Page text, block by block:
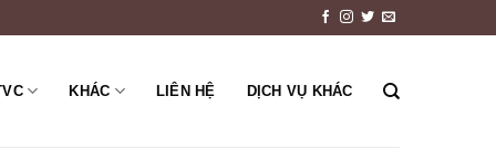
KHÁC LIÊN HỆ DỊCH VỤ KHÁC